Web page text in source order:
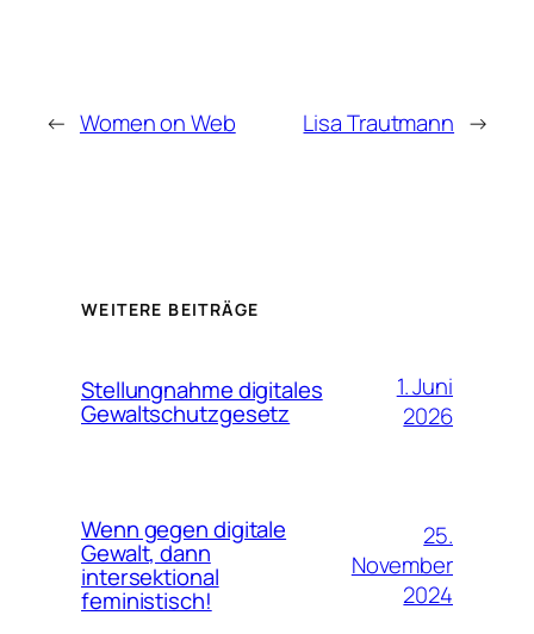
← Women on Web Lisa Trautmann →
WEITERE BEITRÄGE
Stellungnahme digitales
Gewaltschutzgesetz
1. Juni
2026
Wenn gegen digitale
Gewalt, dann
intersektional
feministisch!
25.
November
2024